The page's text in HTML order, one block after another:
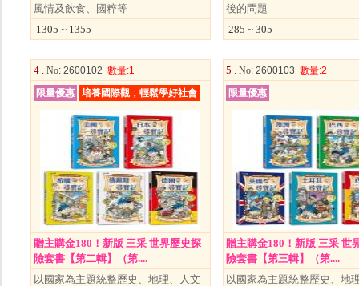
風情及飲食、國粹等
1305 ~ 1355
後的問題
285 ~ 305
4 . No: 2600102 數量:1
限量優惠
培養國際觀，輕鬆學好社會
贈主購金180！新版 三采 世界歷史探
險套書【第二輯】（第....
以國家為主題統整歷史、地理、人文
5 . No: 2600103 數量:2
限量優惠
贈主購金180！新版 三采 世
險套書【第三輯】（第....
以國家為主題統整歷史、地